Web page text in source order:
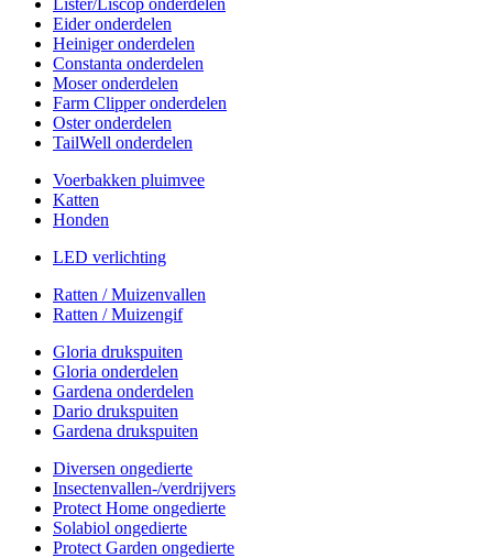
Lister/Liscop onderdelen
Eider onderdelen
Heiniger onderdelen
Constanta onderdelen
Moser onderdelen
Farm Clipper onderdelen
Oster onderdelen
TailWell onderdelen
Voerbakken pluimvee
Katten
Honden
LED verlichting
Ratten / Muizenvallen
Ratten / Muizengif
Gloria drukspuiten
Gloria onderdelen
Gardena onderdelen
Dario drukspuiten
Gardena drukspuiten
Diversen ongedierte
Insectenvallen-/verdrijvers
Protect Home ongedierte
Solabiol ongedierte
Protect Garden ongedierte